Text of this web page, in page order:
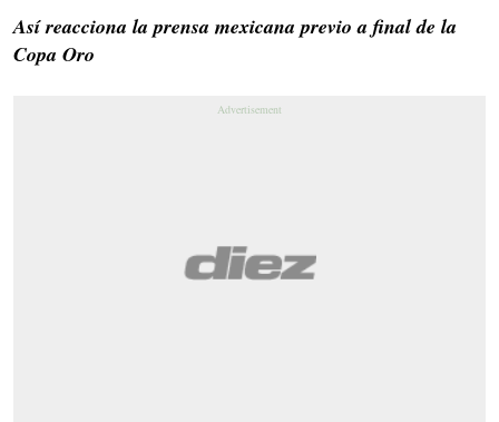
Así reacciona la prensa mexicana previo a final de la
Copa Oro